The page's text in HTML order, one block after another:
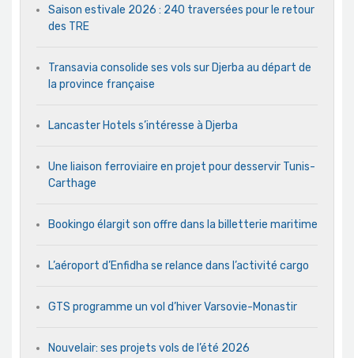
Saison estivale 2026 : 240 traversées pour le retour
des TRE
Transavia consolide ses vols sur Djerba au départ de
la province française
Lancaster Hotels s’intéresse à Djerba
Une liaison ferroviaire en projet pour desservir Tunis-
Carthage
Bookingo élargit son offre dans la billetterie maritime
L’aéroport d’Enfidha se relance dans l’activité cargo
GTS programme un vol d’hiver Varsovie-Monastir
Nouvelair: ses projets vols de l’été 2026